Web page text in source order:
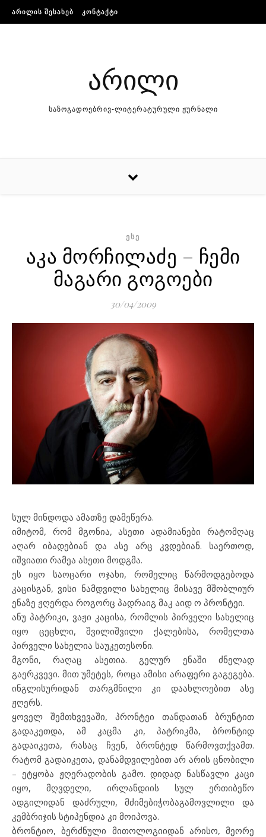
Skip to content
ᲐᲠᲘᲚᲘᲡ ᲨᲔᲡᲐᲮᲔᲑ ᲙᲝᲜᲢᲐᲥᲢᲘ
არილი
საზოგადოებრივ-ლიტერატურული ჟურნალი
ᲔᲡᲔ
აკა მორჩილაძე – ჩემი
მაგარი გოგოები
30/04/2009
სულ მინდოდა ამათზე დამეწერა.
იმიტომ, რომ მგონია, ასეთი ადამიანები რატომღაც
აღარ იბადებიან და ასე არც კვდებიან. საერთოდ,
იშვიათი რამეა ასეთი მოდგმა.
ეს იყო საოცარი ოჯახი, რომელიც წარმოდგებოდა
კაცისგან, ვისი ნამდვილი სახელიც მისავე მშობლიურ
ენაზე ჟღერდა როგორც პადრაიგ მაკ აიდ ო პრონტეი.
ანუ პატრიკი, ვაჟი კაცისა, რომლის პირველი სახელიც
იყო ცეცხლი, შვილიშვილი ქალებისა, რომელთა
პირველი სახელია საუკეთესონი.
მგონი, რაღაც ასეთია. გელურ ენაში ძნელად
გაერკვევი. მით უმეტეს, როცა ამისი არაფერი გაგეგება.
ინგლისურიდან თარგმნილი კი დაახლოებით ასე
ჟღერს.
ყოველ შემთხვევაში, პრონტეი თანდათან ბრუნტით
გადაკეთდა, ამ კაცმა კი, პატრიკმა, ბრონტიდ
გადაიკეთა, რასაც ჩვენ, ბრონტედ წარმოვთქვამთ.
რატომ გადაიკეთა, დანამდვილებით არ არის ცნობილი
– ეტყობა ჟღერადობის გამო. დიდად ნასწავლი კაცი
იყო, მღვდელი, ირლანდიის სულ ერთიბეწო
ადგილიდან დაძრული, მძიმებიჭობაგამოვლილი და
კემბრიჯის სტიპენდია კი მოიპოვა.
ბრონტიო, ბერძნული მითოლოგიიდან არისო, მეორე